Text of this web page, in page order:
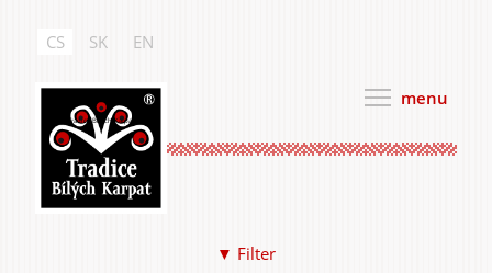
obsahu
Tradice Bílých Karpat
menu
CS SK EN
▼ Filter